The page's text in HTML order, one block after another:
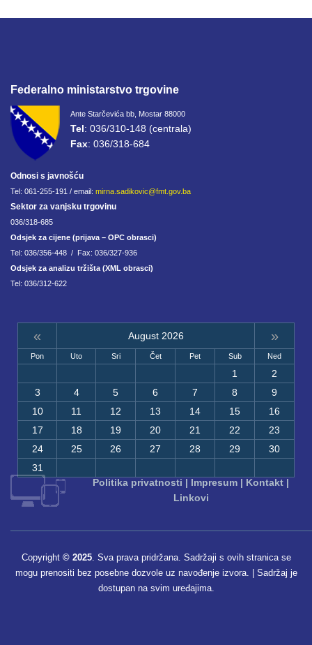
Federalno ministarstvo trgovine
Ante Starčevića bb, Mostar 88000
Tel: 036/310-148 (centrala)
Fax: 036/318-684
Odnosi s javnošću
Tel: 061-255-191 / email: mirna.sadikovic@fmt.gov.ba
Sektor za vanjsku trgovinu
036/318-685
Odsjek za cijene (prijava – OPC obrasci)
Tel: 036/356-448 / Fax: 036/327-936
Odsjek za analizu tržišta (XML obrasci)
Tel: 036/312-622
« August 2026 »
Pon Uto Sri Čet Pet Sub Ned
1
2
3
4 5 6 7 8
9
10
11 12 13 14 15
16
17
18 19 20 21 22
23
24
25 26 27 28 29
30
31
Politika privatnosti | Impresum | Kontakt |
Linkovi
Copyright © 2025. Sva prava pridržana. Sadržaji s ovih stranica se
mogu prenositi bez posebne dozvole uz navođenje izvora. | Sadržaj je
dostupan na svim uređajima.